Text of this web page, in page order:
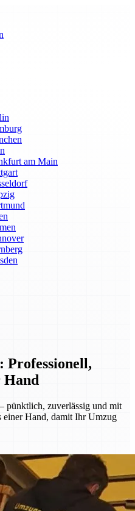
am Main
Hand
pünktlich, zuverlässig und mit
einer Hand, damit Ihr Umzug